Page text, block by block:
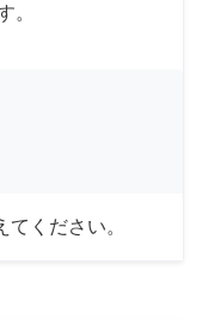
。
ください。